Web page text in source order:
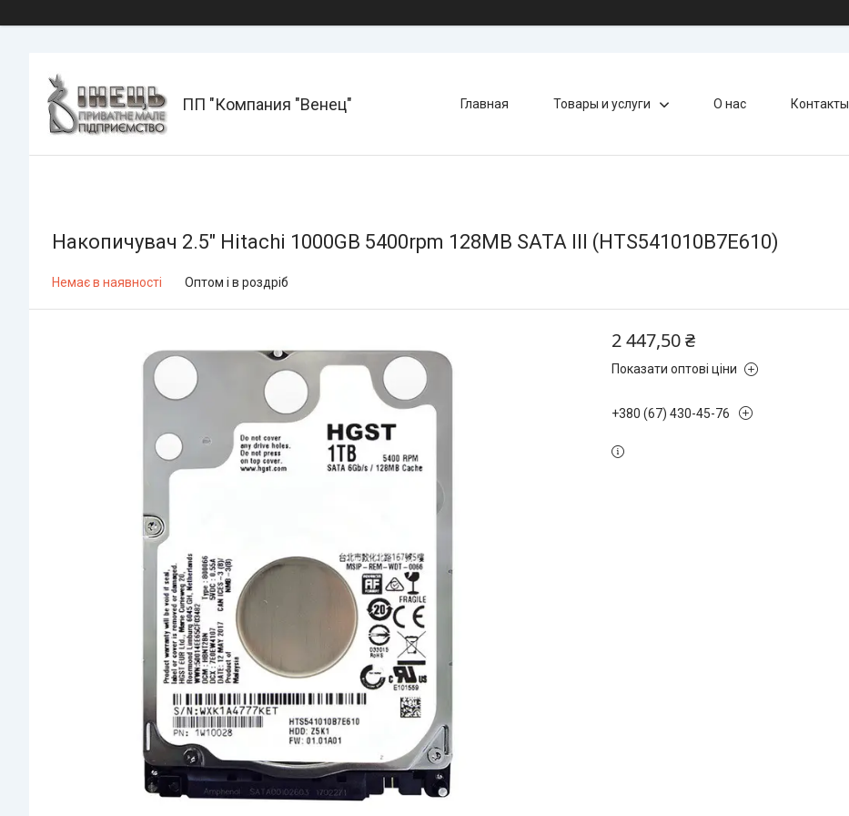
ПП "Компания "Венец" Главная Товары и услуги О нас Контакты
Накопичувач 2.5" Hitachi 1000GB 5400rpm 128MB SATA III (HTS541010B7E610)
Немає в наявності Оптом і в роздріб
2 447,50 ₴
Показати оптові ціни
+380 (67) 430-45-76